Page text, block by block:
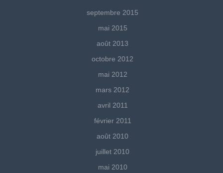
septembre 2015
mai 2015
août 2013
octobre 2012
mai 2012
mars 2012
avril 2011
février 2011
août 2010
juillet 2010
mai 2010